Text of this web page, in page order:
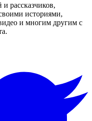
рассказчиков,
историями,
и многим другим с